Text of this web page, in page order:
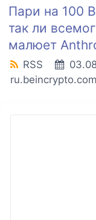
Пари на 100
так ли
малюет
RSS
ru.beincrypto.com